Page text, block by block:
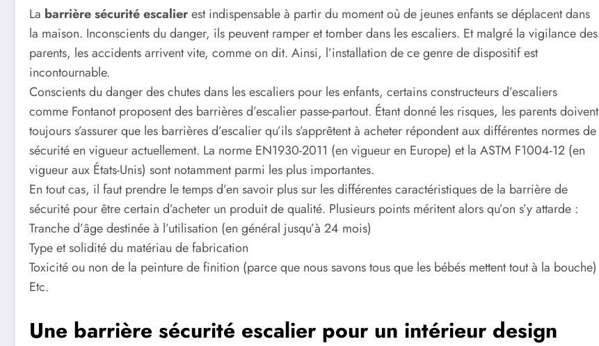
La barrière sécurité escalierest indispensable à partir du moment où de jeunes enfants se déplacent dans
la maison. Inconscients du danger, ils peuvent ramper et tomber dans les escaliers. Et malgré la vigilance des
parents, les accidents arrivent vite, comme on dit. Ainsi, l’installation de ce genre de dispositif est
incontournable.
Conscients du danger des chutes dans les escaliers pour les enfants, certains constructeurs d’escaliers
comme Fontanot proposent des barrières d’escalier passe-partout. Étant donné les risques, les parents doivent
toujours s’assurer que les barrières d’escalier qu’ils s’apprêtent à acheter répondent aux différentes normes de
sécurité en vigueur actuellement. La norme EN1930-2011 (en vigueur en Europe) et la ASTM F1004-12 (en
vigueur aux États-Unis) sont notamment parmi les plus importantes.
En tout cas, il faut prendre le temps d’en savoir plus sur les différentes caractéristiques de la barrière de
sécurité pour être certain d’acheter un produit de qualité. Plusieurs points méritent alors qu’on s’y attarde :
Tranche d’âge destinée à l’utilisation (en général jusqu’à 24 mois)
Type et solidité du matériau de fabrication
Toxicité ou non de la peinture de finition (parce que nous savons tous que les bébés mettent tout à la bouche)
Etc.
Une barrière sécurité escalier pour un intérieur design